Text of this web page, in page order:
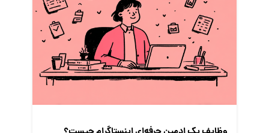
گزارش‌های آماری
مصاحبه شغلی
معرفی شرکت ها
معرفی متخصصان منابع انسانی
معرفی مشاغل